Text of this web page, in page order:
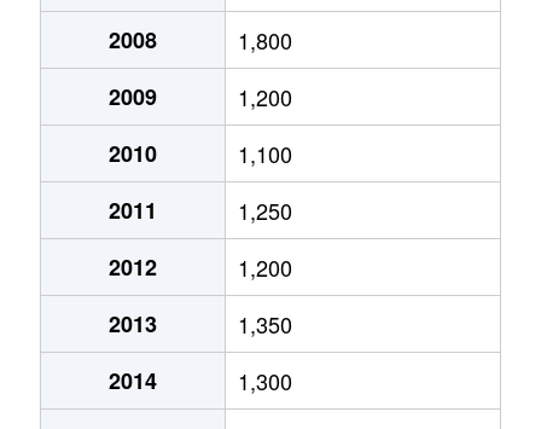
白銀町
1,400万円 沼津
新宿町
990万円 沼津
杉崎町
950万円 沼津
杉崎町
650万円 沼津
杉崎町
990万円 沼津
浅間町
2,900万円 沼津
高沢町
3,200万円 沼津
2008
1,800
2009
1,200
2010
1,100
2011
1,250
2012
1,200
2013
1,350
2014
1,300